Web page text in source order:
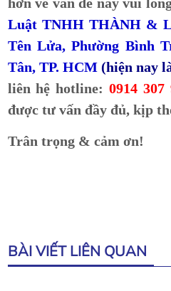
Luật TNHH THÀNH &
Tên Lửa, Phường Bình
Tân, TP. HCM (hiện nay
liên hệ hotline: 0914 307
được tư vấn đầy đủ, kịp
Trân trọng & cảm ơn!
BÀI VIẾT LIÊN QUAN